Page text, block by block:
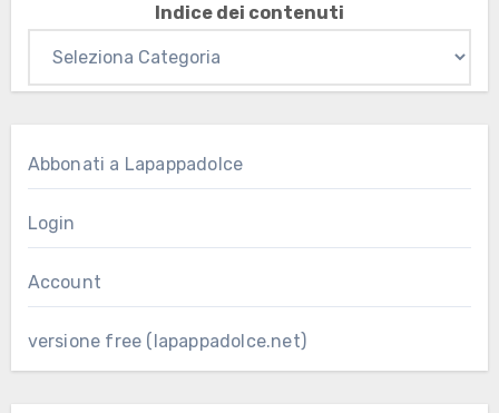
Indice dei contenuti
Abbonati a Lapappadolce
Login
Account
versione free (lapappadolce.net)